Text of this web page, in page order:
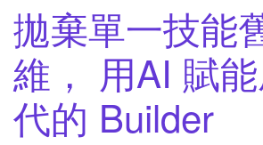
拋棄單一技能
維， 用AI 賦
代的 Builder